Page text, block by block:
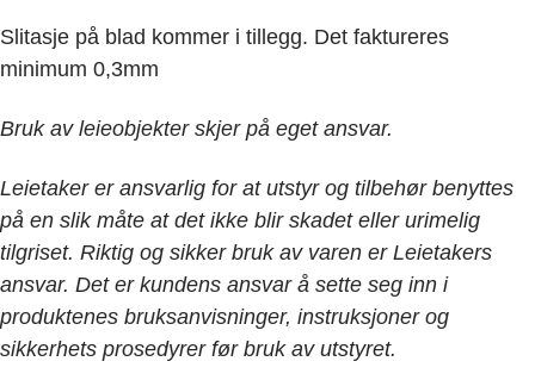
Slitasje på blad kommer i tillegg. Det faktureres
minimum 0,3mm
Bruk av leieobjekter skjer på eget ansvar.
Leietaker er ansvarlig for at utstyr og tilbehør benyttes
på en slik måte at det ikke blir skadet eller urimelig
tilgriset. Riktig og sikker bruk av varen er Leietakers
ansvar. Det er kundens ansvar å sette seg inn i
produktenes bruksanvisninger, instruksjoner og
sikkerhets prosedyrer før bruk av utstyret.